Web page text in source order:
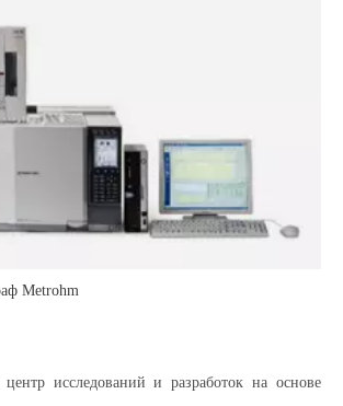
Metrohm
исследований и разработок на основе